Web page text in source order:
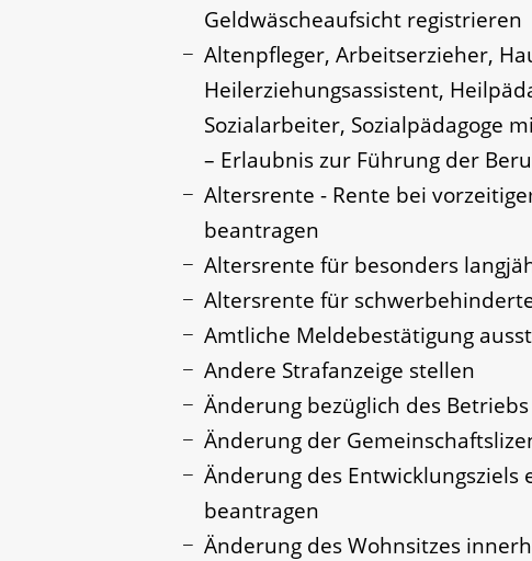
Geldwäscheaufsicht registrieren
Altenpfleger, Arbeitserzieher,
Heilerziehungsassistent,
Sozialarbeiter, Sozialpädagoge
– Erlaubnis zur Führung der
Altersrente - Rente bei
beantragen
Altersrente für besonders
Altersrente für
Amtliche Meldebestätigung
Andere Strafanzeige stellen
Änderung bezüglich des
Änderung der
Änderung des
beantragen
Änderung des Wohnsitzes